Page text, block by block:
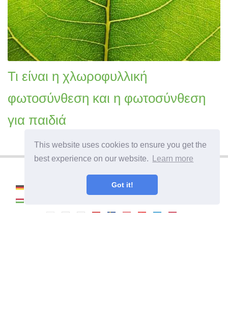
This website uses cookies to ensure you get the
best experience on our website.
Learn more
Got it!
Τι είναι η χλωροφυλλική
φωτοσύνθεση και η φωτοσύνθεση
για παιδιά